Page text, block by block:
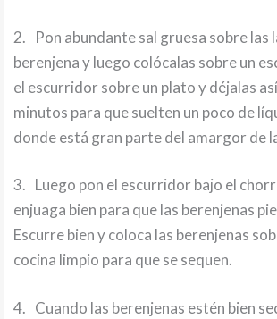
2.
Pon abundante sal gruesa sobre las
berenjena y luego colócalas sobre un
el escurridor sobre un plato y déjalas
minutos para que suelten un poco de
donde está gran parte del amargor de
3. Luego pon el escurridor bajo el
enjuaga bien para que las berenjenas
Escurre bien y coloca las berenjenas
cocina limpio para que se sequen.
4. Cuando las berenjenas estén bien